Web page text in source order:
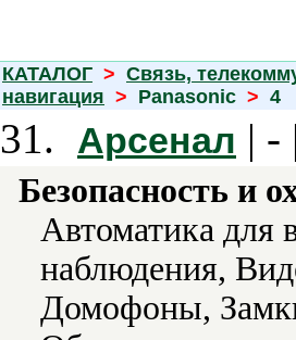
КАТАЛОГ > Связь,
навигация > Panasonic > 4
31. Арсенал |
Безопасность и
Автоматика для
наблюдения,
Домофоны,